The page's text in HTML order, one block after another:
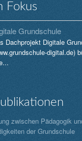
Fokus
Grundschule
Dachprojekt Digitale
digital.de)
zwischen Pädagogik
der Grundschule